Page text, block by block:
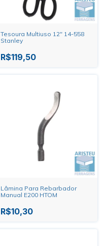
Tesoura Multiuso 12" 14-558
Stanley
R$119,50
Lâmina Para Rebarbador
Manual E200 HTOM
R$10,30